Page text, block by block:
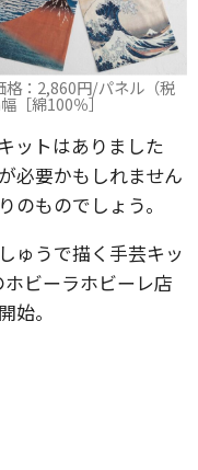
：2,860円/パネル（税
［綿100％］
ットはありました
必要かもしれません
のものでしょう。
ゅうで描く手芸キッ
ビーラホビーレ店
始。